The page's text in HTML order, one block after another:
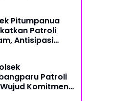
Pitumpanua
Patroli
Antisipasi
di
HukumPatroli
Komitmen